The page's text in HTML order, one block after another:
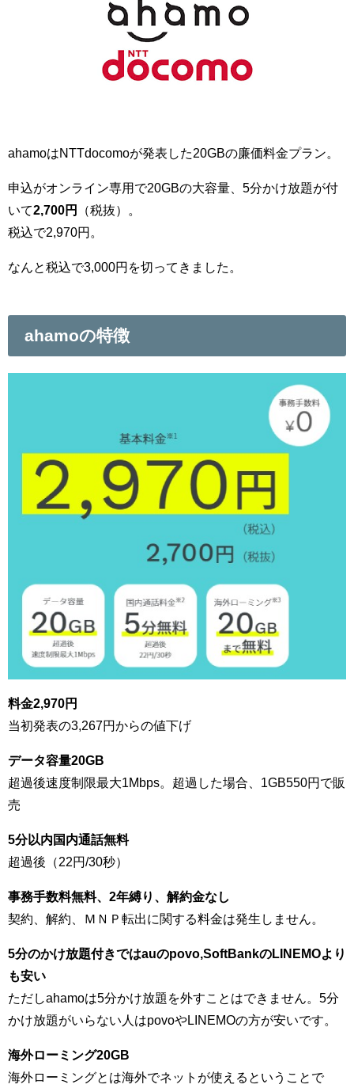
ahamoはNTTdocomoが発表した20GBの廉価料金プラン。
申込がオンライン専用で20GBの大容量、5分かけ放題が付
いて2,700円
（税抜）。
税込で2,970円。
なんと税込で3,000円を切ってきました。
ahamoの特徴
料金2,970円
当初発表の3,267円からの値下げ
データ容量20GB
超過後速度制限最大1Mbps。超過した場合、1GB550円で販
売
5分以内国内通話無料
超過後（22円/30秒）
事務手数料無料、2年縛り、解約金なし
契約、解約、ＭＮＰ転出に関する料金は発生しません。
5分のかけ放題付きではauのpovo,SoftBankのLINEMOより
も安い
ただしahamoは5分かけ放題を外すことはできません。5分
かけ放題がいらない人はpovoやLINEMOの方が安いです。
海外ローミング20GB
海外ローミングとは海外でネットが使えるということで